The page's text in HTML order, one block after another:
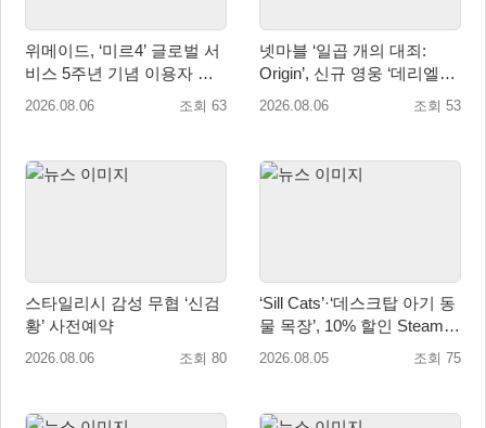
위메이드, ‘미르4’ 글로벌 서
비스 5주년 기념 이용자 헌
정 영상 공개
2026.08.06 조회 63
넷마블 ‘일곱 개의 대죄:
Origin’, 신규 영웅 ‘데리엘리’
업데이트 실시
2026.08.06 조회 53
스타일리시 감성 무협 ‘신검
황’ 사전예약
2026.08.06 조회 80
‘Sill Cats’·‘데스크탑 아기 동
물 목장’, 10% 할인 Steam
번들 판매
2026.08.05 조회 75